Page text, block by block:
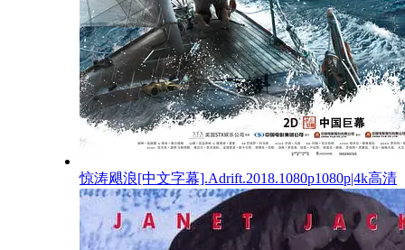
惊涛飓浪[中文字幕].Adrift.2018.1080p1080p|4k高清